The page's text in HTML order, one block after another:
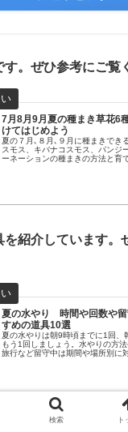
。ぜひ参考にご覧
7月8月9月夏の種まき草花6
けてはじめよう
夏の７月､８月､９月に種まきでき
スモス、キバナコスモス、パンジ
ーネーションの種まきの方法と育
紹介しています。
夏の水やり 時間や回数や留
すめの道具10選
夏の水やりは朝9時頃までに1回、
もう1回しましょう。水やりの方法
旅行など留守中は期間や場所別に
検索 ト